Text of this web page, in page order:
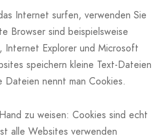
Internet surfen, verwenden Sie
Browser sind beispielsweise
Internet Explorer und Microsoft
speichern kleine Text-Dateien
Dateien nennt man Cookies.
zu weisen: Cookies sind echt
alle Websites verwenden